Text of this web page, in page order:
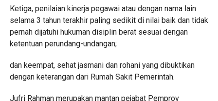
Ketiga, penilaian kinerja pegawai atau dengan nama lain
selama 3 tahun terakhir paling sedikit di nilai baik dan tidak
pernah dijatuhi hukuman disiplin berat sesuai dengan
ketentuan perundang-undangan;
dan keempat, sehat jasmani dan rohani yang dibuktikan
dengan keterangan dari Rumah Sakit Pemerintah.
Jufri Rahman merupakan mantan pejabat Pemprov